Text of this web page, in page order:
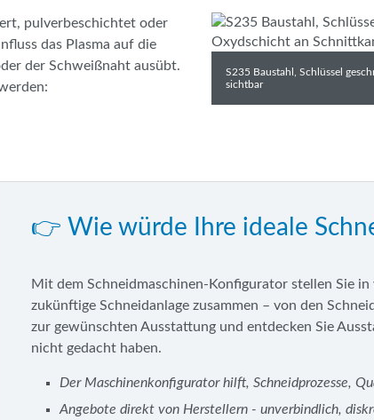
S235 Baustahl, Schlüssel
sichtbar
pulverbeschichtet oder
das Plasma auf die
der Schweißnaht ausübt.
👉 Wie würde Ihre ideale
Mit dem Schneidmaschinen-Konfigurator stellen Sie
zukünftige Schneidanlage zusammen – von den
zur gewünschten Ausstattung und entdecken Sie
nicht gedacht haben.
Der Maschinenkonfigurator hilft, Schneidprozesse,
Angebote direkt von Herstellern - unverbindlich,